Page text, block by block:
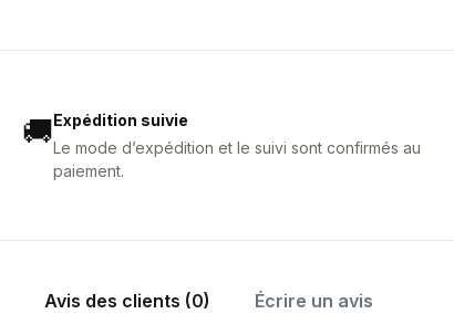
🚚Expédition suivie
Le mode d’expédition et le suivi sont confirmés au
paiement.
Avis des clients (0) Écrire un avis